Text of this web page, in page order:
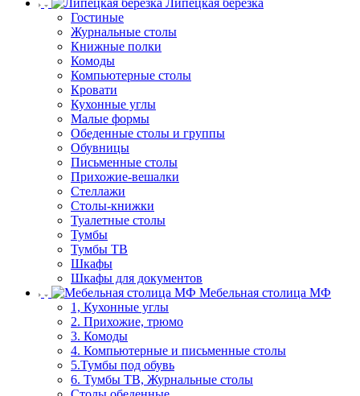
Гостиные
Журнальные столы
Книжные полки
Комоды
Компьютерные столы
Кровати
Кухонные углы
Малые формы
Обеденные столы и группы
Обувницы
Письменные столы
Прихожие-вешалки
Стеллажи
Столы-книжки
Туалетные столы
Тумбы
Тумбы ТВ
Шкафы
Шкафы для документов
Мебельная столица МФ
1, Кухонные углы
2. Прихожие, трюмо
3. Комоды
4. Компьютерные и письменные столы
5.Тумбы под обувь
6. Тумбы ТВ, Журнальные столы